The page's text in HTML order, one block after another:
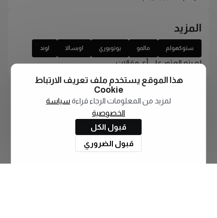
المزيد
ستوكهولم مالمو يوتوبوري اوبسالا لوند
لم يتم العثور على أي مقالات
هذا الموقع يستخدم ملف تعريف الارتباط
Cookie
لمزيد من المعلومات الرجاء قراءة سياسة
الخصوصية
قبول الكل
قبول الضروري